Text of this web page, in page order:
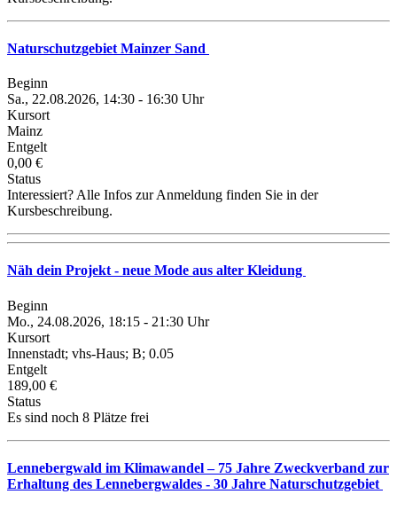
Naturschutzgebiet Mainzer Sand
Beginn
Sa., 22.08.2026, 14:30 - 16:30 Uhr
Kursort
Mainz
Entgelt
0,00 €
Status
Interessiert? Alle Infos zur Anmeldung finden Sie in der
Kursbeschreibung.
Näh dein Projekt - neue Mode aus alter Kleidung
Beginn
Mo., 24.08.2026, 18:15 - 21:30 Uhr
Kursort
Innenstadt; vhs-Haus; B; 0.05
Entgelt
189,00 €
Status
Es sind noch 8 Plätze frei
Lennebergwald im Klimawandel – 75 Jahre Zweckverband zur
Erhaltung des Lennebergwaldes - 30 Jahre Naturschutzgebiet